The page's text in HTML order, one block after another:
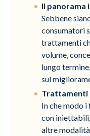
Il panorama
Sebbene
consumatori
trattamenti
volume,
lungo
sul
Trattamenti
In che modo
con
altre